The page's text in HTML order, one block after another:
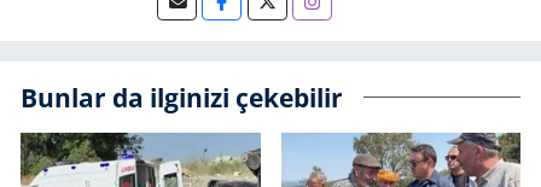
Bunlar da ilginizi çekebilir